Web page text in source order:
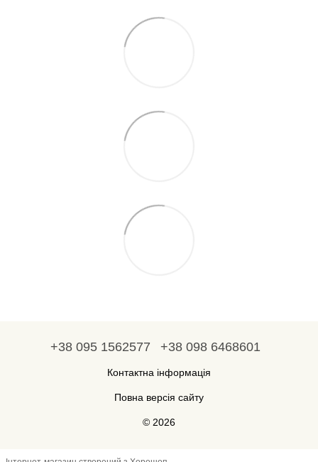
+38 095 1562577 +38 098 6468601
Контактна інформація
Повна версія сайту
© 2026